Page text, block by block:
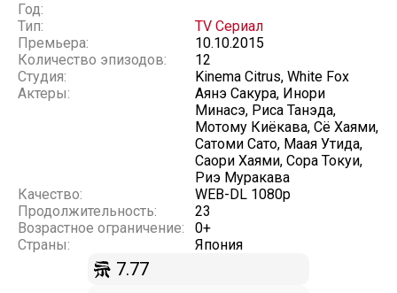
Год:
Тип:
TV Сериал
Премьера:
10.10.2015
Количество эпизодов:
12
Студия:
Kinema Citrus, White Fox
Актеры:
Аянэ Сакура, Инори
Минасэ, Риса Танэда,
Мотому Киёкава, Сё Хаями,
Сатоми Сато, Маая Утида,
Саори Хаями, Сора Токуи,
Риэ Муракава
Качество:
WEB-DL 1080p
Продолжительность:
23
Возрастное ограничение:
0+
Страны:
Япония
7.77